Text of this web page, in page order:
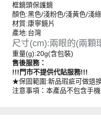
框鏡頭保護鏡
顏色:黑色/淺粉色/淺黃色/淺
材質:康寧鏡片
產地:台灣
尺寸(cm):兩眼的(兩顆
重量(g):20g(含包裝)
售後服務：
!!!門市不提供代貼服務!!!
★保固範圍:新品瑕疵可做退
注意事項：本產品不包含手機